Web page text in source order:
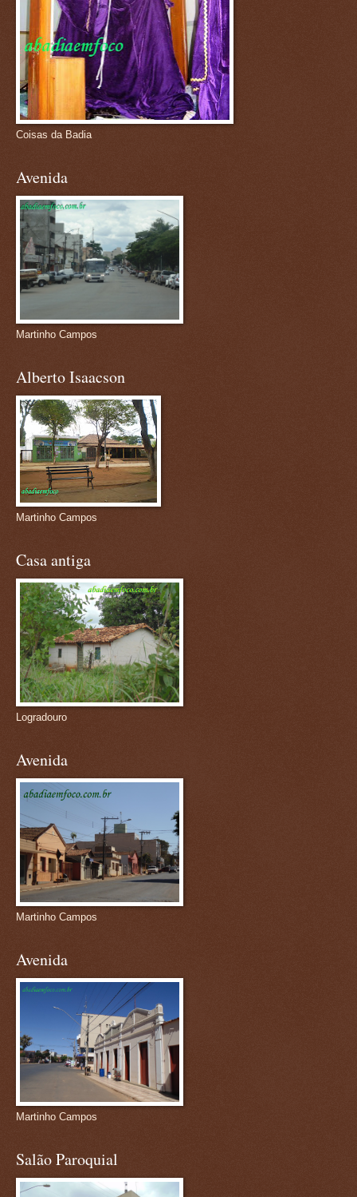
Coisas da Badia
Avenida
Martinho Campos
Alberto Isaacson
Martinho Campos
Casa antiga
Logradouro
Avenida
Martinho Campos
Avenida
Martinho Campos
Salão Paroquial